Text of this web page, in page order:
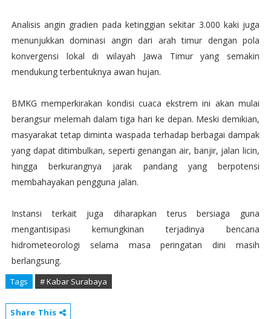
Analisis angin gradien pada ketinggian sekitar 3.000 kaki juga
menunjukkan dominasi angin dari arah timur dengan pola
konvergensi lokal di wilayah Jawa Timur yang semakin
mendukung terbentuknya awan hujan.
BMKG memperkirakan kondisi cuaca ekstrem ini akan mulai
berangsur melemah dalam tiga hari ke depan. Meski demikian,
masyarakat tetap diminta waspada terhadap berbagai dampak
yang dapat ditimbulkan, seperti genangan air, banjir, jalan licin,
hingga berkurangnya jarak pandang yang berpotensi
membahayakan pengguna jalan.
Instansi terkait juga diharapkan terus bersiaga guna
mengantisipasi kemungkinan terjadinya bencana
hidrometeorologi selama masa peringatan dini masih
berlangsung.
Tags # Kabar Surabaya
Share This